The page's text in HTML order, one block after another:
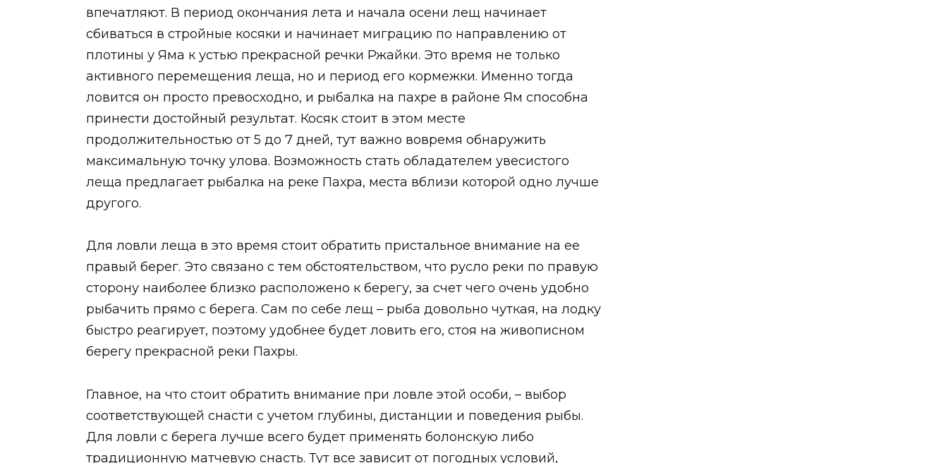
впечатляют. В период окончания лета и начала осени лещ начинает
сбиваться в стройные косяки и начинает миграцию по направлению от
плотины у Яма к устью прекрасной речки Ржайки. Это время не только
активного перемещения леща, но и период его кормежки. Именно тогда
ловится он просто превосходно, и рыбалка на пахре в районе Ям способна
принести достойный результат. Косяк стоит в этом месте
продолжительностью от 5 до 7 дней, тут важно вовремя обнаружить
максимальную точку улова. Возможность стать обладателем увесистого
леща предлагает рыбалка на реке Пахра, места вблизи которой одно лучше
другого.
Для ловли леща в это время стоит обратить пристальное внимание на ее
правый берег. Это связано с тем обстоятельством, что русло реки по правую
сторону наиболее близко расположено к берегу, за счет чего очень удобно
рыбачить прямо с берега. Сам по себе лещ – рыба довольно чуткая, на лодку
быстро реагирует, поэтому удобнее будет ловить его, стоя на живописном
берегу прекрасной реки Пахры.
Главное, на что стоит обратить внимание при ловле этой особи, – выбор
соответствующей снасти с учетом глубины, дистанции и поведения рыбы.
Для ловли с берега лучше всего будет применять болонскую либо
традиционную матчевую снасть. Тут все зависит от погодных условий,